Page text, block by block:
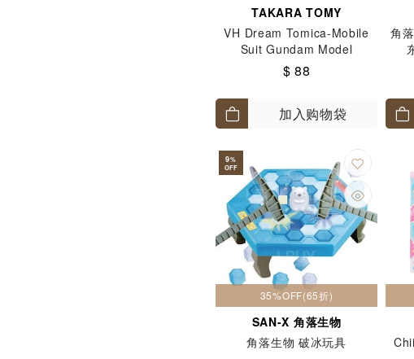
TAKARA TOMY
VH Dream Tomica-Mobile
Suit Gundam Model
Gundam (RX-78-2)
$ 88
加入购物袋
角
9%
OFF
35%OFF(65折)
SAN-X 角落生物
角落生物 破冰玩具